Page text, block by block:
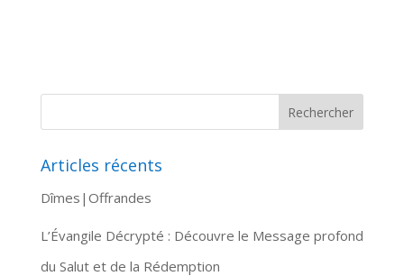
Articles récents
Dîmes|Offrandes
L’Évangile Décrypté : Découvre le Message profond
du Salut et de la Rédemption